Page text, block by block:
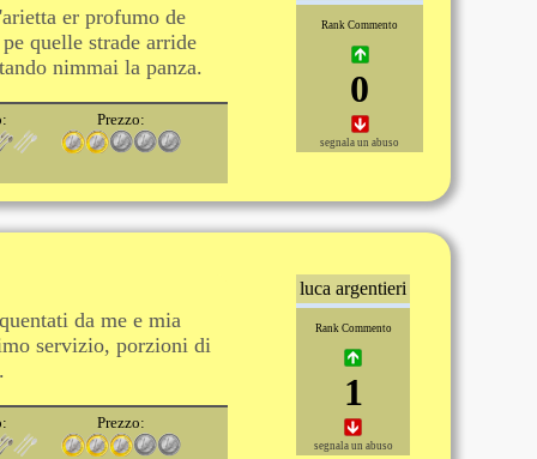
er profumo de
quelle strade arride
nimmai la panza.
Prezzo:
Rank Commento
0
segnala un abuso
da me e mia
servizio, porzioni di
Prezzo:
luca argentieri
Rank Commento
1
segnala un abuso